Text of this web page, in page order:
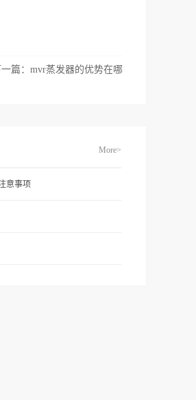
一篇： mvr蒸发器的优势在哪
More>
意事项